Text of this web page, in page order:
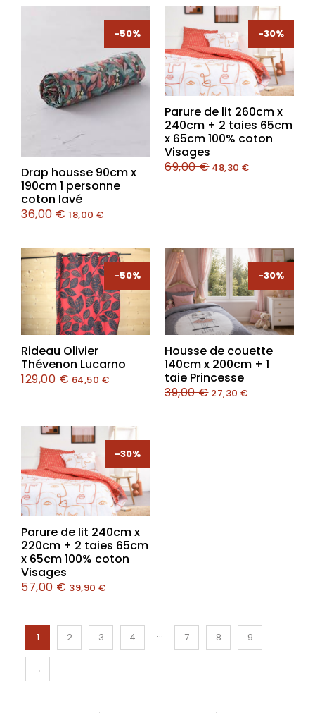
-50%
Drap housse 90cm x
190cm 1 personne
coton lavé
36,00€18,00 €
-30%
-30%
Parure de lit 260cm x
240cm + 2 taies 65cm
x 65cm 100% coton
Visages
69,00€ 48,30 €
-50%
-50%
Rideau Olivier
Thévenon Lucarno
129,00€ 64,50 €
-30%
-30%
Housse de couette
140cm x 200cm + 1
taie Princesse
39,00€ 27,30 €
-30%
-30%
Parure de lit 240cm x
220cm + 2 taies 65cm
x 65cm 100% coton
Visages
57,00€ 39,90 €
1 2 3 4 … 7 8 9
→